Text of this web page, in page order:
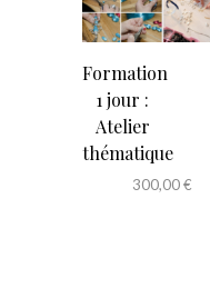
Formation
1 jour :
Atelier
thématique
300,00€